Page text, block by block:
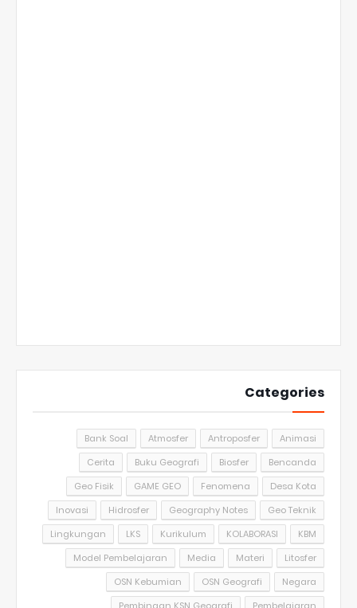
Categories
Animasi
Antroposfer
Atmosfer
Bank Soal
Bencanda
Biosfer
Buku Geografi
Cerita
Desa Kota
Fenomena
GAME GEO
Geo Fisik
Geo Teknik
Geography Notes
Hidrosfer
Inovasi
KBM
KOLABORASI
Kurikulum
LKS
Lingkungan
Litosfer
Materi
Media
Model Pembelajaran
Negara
OSN Geografi
OSN Kebumian
Pembelajaran
Pembinaan KSN Geografi